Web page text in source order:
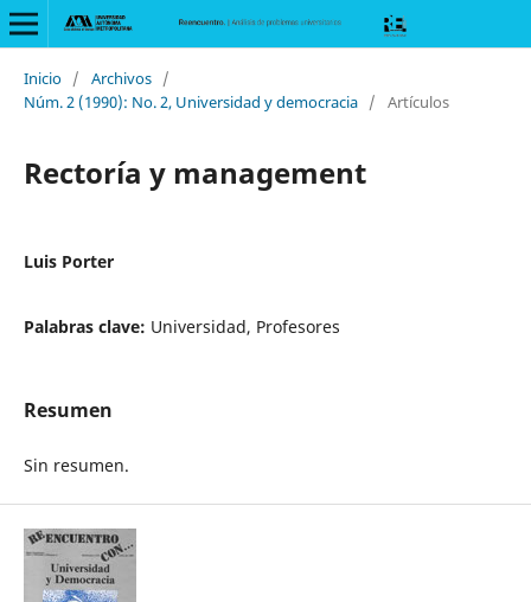
Inicio / Archivos /
Núm. 2 (1990): No. 2, Universidad y democracia / Artículos
Rectoría y management
Luis Porter
Palabras clave: Universidad, Profesores
Resumen
Sin resumen.